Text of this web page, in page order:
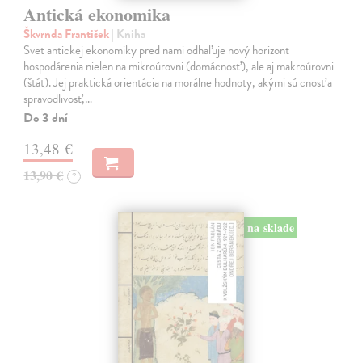
Antická ekonomika
Škvrnda František| Kniha
Svet antickej ekonomiky pred nami odhaľuje nový horizont
hospodárenia nielen na mikroúrovni (domácnosť), ale aj makroúrovni
(štát). Jej praktická orientácia na morálne hodnoty, akými sú cnosť a
spravodlivosť,…
Do 3 dní
13,48 €
13,90 € ?
na sklade